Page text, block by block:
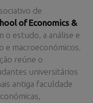
de
of Economics &
o estudo, a análise e
e macroeconómicos.
reúne o
universitários
antiga faculdade